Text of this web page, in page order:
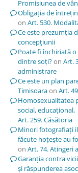
Promisiunea de
Obligația de
on Art. 530.
Ce este prezumția
concepţiunii
Poate fi închiriată
dintre soți?on Art.
administrare
Ce este un plan
Timisoaraon Art.
Homosexualitatea
social, educațional,
Art. 259. Căsătoria
Minori fotografiați
făcute hoțește au
on Art. 74. Atingeri
Garanția contra
și răspunderea